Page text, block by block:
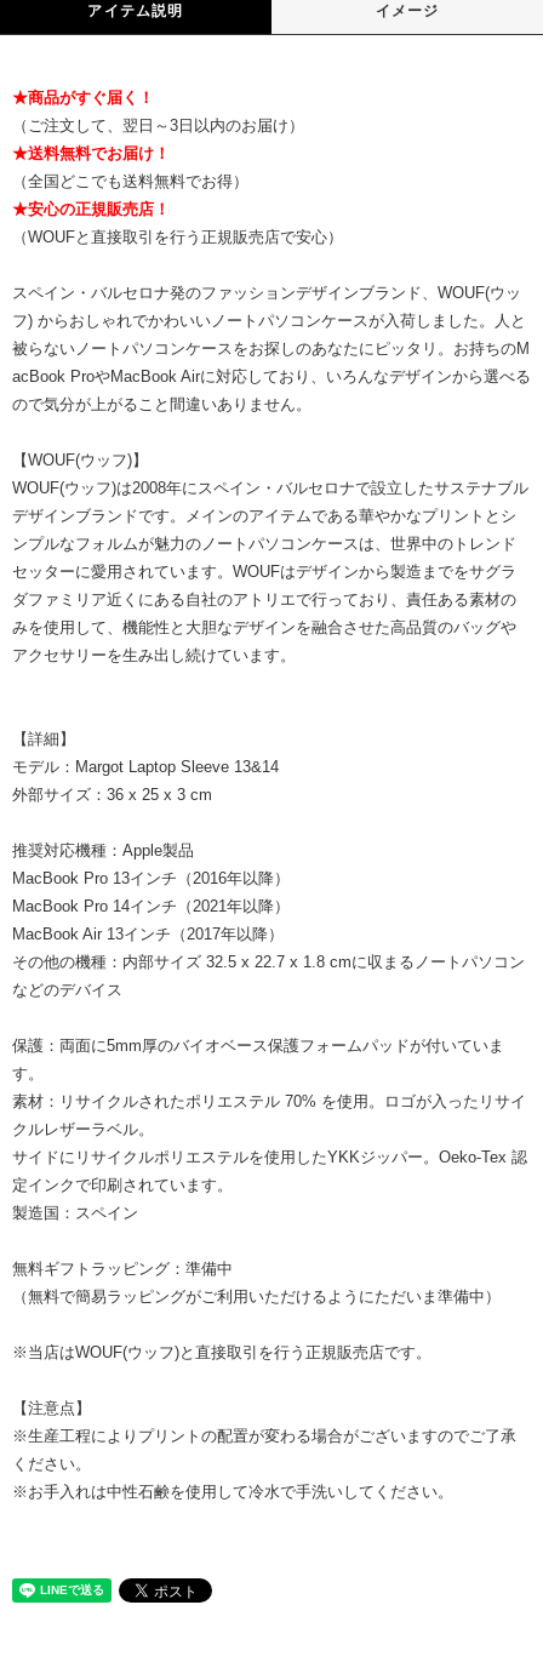
アイテム説明 イメージ
★商品がすぐ届く！
（ご注文して、翌日～3日以内のお届け）
★送料無料でお届け！
（全国どこでも送料無料でお得）
★安心の正規販売店！
（WOUFと直接取引を行う正規販売店で安心）
スペイン・バルセロナ発のファッションデザインブランド、WOUF(ウッ
フ) からおしゃれでかわいいノートパソコンケースが入荷しました。人と
被らないノートパソコンケースをお探しのあなたにピッタリ。お持ちのM
acBook ProやMacBook Airに対応しており、いろんなデザインから選べる
ので気分が上がること間違いありません。
【WOUF(ウッフ)】
WOUF(ウッフ)は2008年にスペイン・バルセロナで設立したサステナブル
デザインブランドです。メインのアイテムである華やかなプリントとシ
ンプルなフォルムが魅力のノートパソコンケースは、世界中のトレンド
セッターに愛用されています。WOUFはデザインから製造までをサグラ
ダファミリア近くにある自社のアトリエで行っており、責任ある素材の
みを使用して、機能性と大胆なデザインを融合させた高品質のバッグや
アクセサリーを生み出し続けています。
【詳細】
モデル：Margot Laptop Sleeve 13&14
外部サイズ：36 x 25 x 3 cm
推奨対応機種：Apple製品
MacBook Pro 13インチ（2016年以降）
MacBook Pro 14インチ（2021年以降）
MacBook Air 13インチ（2017年以降）
その他の機種：内部サイズ 32.5 x 22.7 x 1.8 cmに収まるノートパソコン
などのデバイス
保護：両面に5mm厚のバイオベース保護フォームパッドが付いていま
す。
素材：リサイクルされたポリエステル 70% を使用。ロゴが入ったリサイ
クルレザーラベル。
サイドにリサイクルポリエステルを使用したYKKジッパー。Oeko-Tex 認
定インクで印刷されています。
製造国：スペイン
無料ギフトラッピング：準備中
（無料で簡易ラッピングがご利用いただけるようにただいま準備中）
※当店はWOUF(ウッフ)と直接取引を行う正規販売店です。
【注意点】
※生産工程によりプリントの配置が変わる場合がございますのでご了承
ください。
※お手入れは中性石鹸を使用して冷水で手洗いしてください。